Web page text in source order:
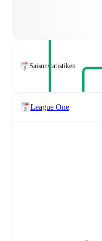
Saisonstatistiken
League One